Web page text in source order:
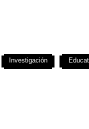
Investigación